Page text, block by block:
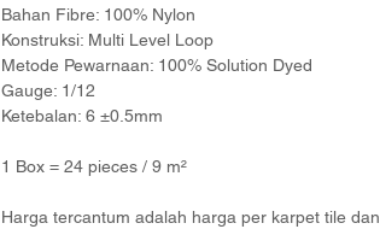
Bahan Fibre: 100% Nylon
Konstruksi: Multi Level Loop
Metode Pewarnaan: 100% Solution Dyed
Gauge: 1/12
Ketebalan: 6 ±0.5mm
1 Box = 24 pieces / 9 m²
Harga tercantum adalah harga per karpet tile dan